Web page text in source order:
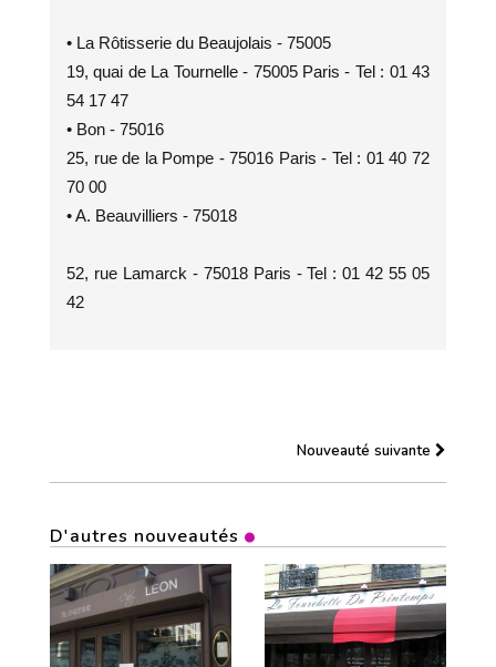
• La Rôtisserie du Beaujolais - 75005
19, quai de La Tournelle - 75005 Paris - Tel : 01 43
54 17 47
• Bon - 75016
25, rue de la Pompe - 75016 Paris - Tel : 01 40 72
70 00
• A. Beauvilliers - 75018
52, rue Lamarck - 75018 Paris - Tel : 01 42 55 05
42
Nouveauté suivante
D'autres nouveautés